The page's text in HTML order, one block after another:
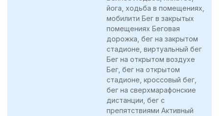
йога, ходьба в помещениях,
мобилити Бег в закрытых
помещениях Беговая
дорожка, бег на закрытом
стадионе, виртуальный бег
Бег на открытом воздухе
Бег, бег на открытом
стадионе, кроссовый бег,
бег на сверхмарафонские
дистанции, бег с
препятствиями Активный